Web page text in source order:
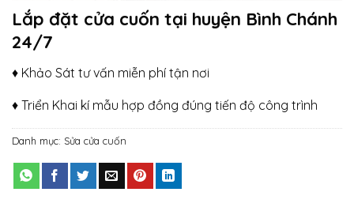
Lắp đặt cửa cuốn tại huyện Bình Chánh
24/7
♦ Khảo Sát tư vấn miễn phí tận nơi
♦ Triển Khai kí mẫu hợp đồng đúng tiến độ công trình
Danh mục: Sửa cửa cuốn